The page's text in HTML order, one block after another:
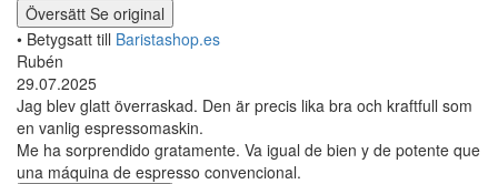
Översätt Se original
• Betygsatt till Baristashop.es
Rubén
29.07.2025
Jag blev glatt överraskad. Den är precis lika bra och kraftfull som
en vanlig espressomaskin.
Me ha sorprendido gratamente. Va igual de bien y de potente que
una máquina de espresso convencional.